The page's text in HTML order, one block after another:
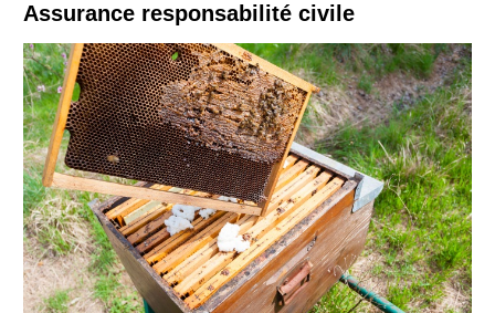
Assurance responsabilité civile